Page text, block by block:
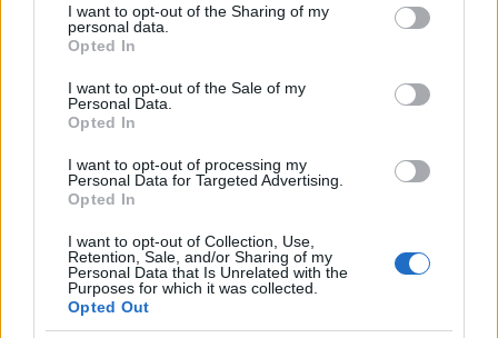
not limited to your visit or usage behaviour. You may click to
grant or deny consent to Google and its third-party tags to
use your data for below specified purposes in below Google
consent section.
I want to opt-out of the Sharing of my
personal data.
Opted In
I want to opt-out of the Sale of my
Personal Data.
Opted In
I want to opt-out of processing my
Personal Data for Targeted Advertising.
Opted In
I want to opt-out of Collection, Use,
Retention, Sale, and/or Sharing of my
Personal Data that Is Unrelated with the
Purposes for which it was collected.
Opted Out
hírt még nem kaptatok
karácsonyra! Már bűntudat nélkül
élvezhetitek a legfinomabb ízeket
prémium minőségben